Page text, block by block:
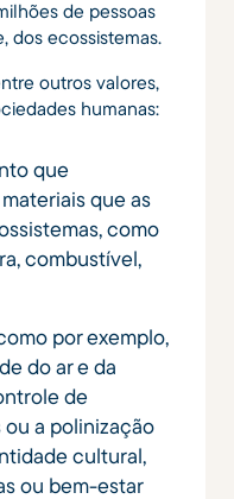
de pessoas
dos ecossistemas.
outros valores,
humanas:
que
que as
como
combustível,
por exemplo,
do ar e da
de
a polinização
cultural,
ou bem-estar